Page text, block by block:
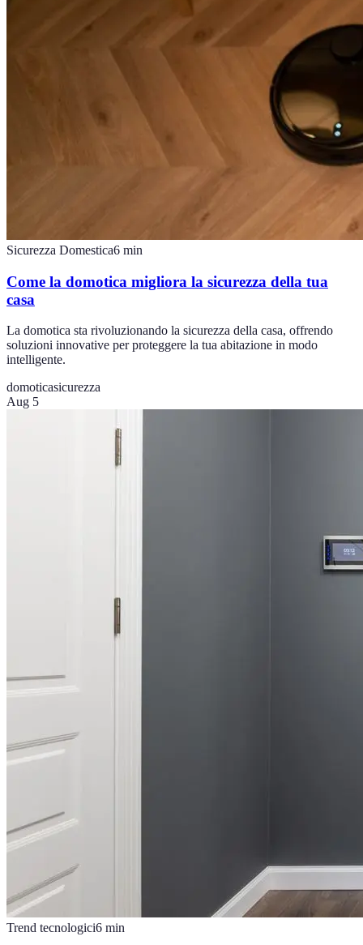
Sicurezza Domestica6 min
Come la domotica migliora la sicurezza della tua
casa
La domotica sta rivoluzionando la sicurezza della casa, offrendo
soluzioni innovative per proteggere la tua abitazione in modo
intelligente.
domoticasicurezza
Aug 5
Trend tecnologici6 min